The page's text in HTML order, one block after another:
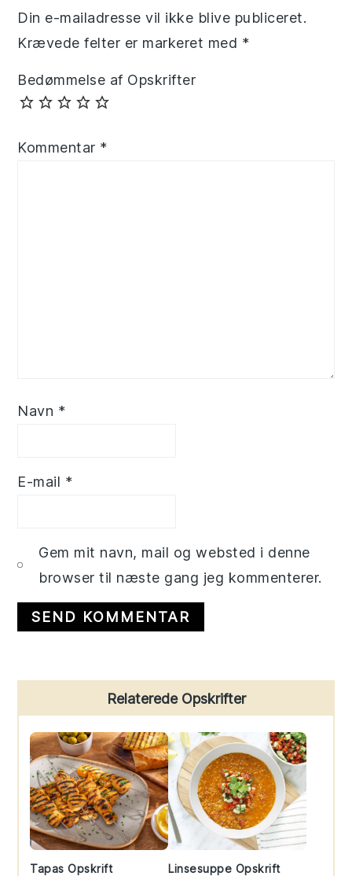
Din e-mailadresse vil ikke blive publiceret.
Krævede felter er markeret med *
Bedømmelse af Opskrifter
Kommentar *
Navn *
E-mail *
Gem mit navn, mail og websted i denne
browser til næste gang jeg kommenterer.
Sidebar
Relaterede Opskrifter
Tapas Opskrift Linsesuppe Opskrift